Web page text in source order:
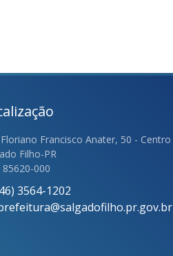
Francisco Anater, 50 - Centro
Filho-PR
85620-000
3564-1202